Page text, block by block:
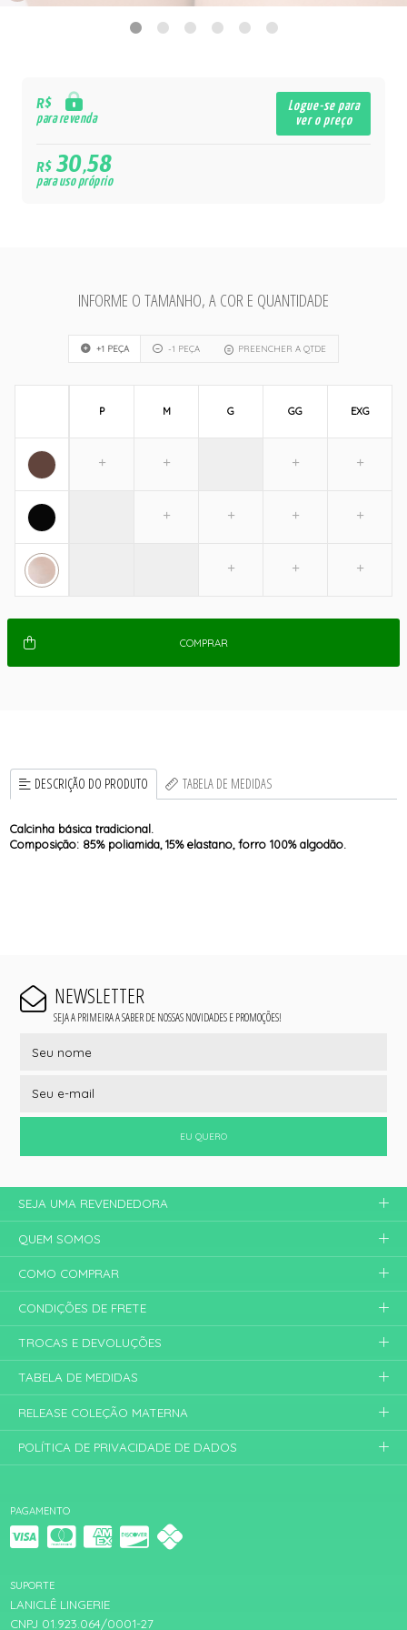
R$
para revenda
Logue-se para
ver o preço
R$30,58
para uso próprio
INFORME O TAMANHO, A COR E QUANTIDADE
+1 PEÇA -1 PEÇA PREENCHER A QTDE
P M G GG EXG
COMPRAR
DESCRIÇÃO DO PRODUTO TABELA DE MEDIDAS
Calcinha básica tradicional.
Composição: 85% poliamida, 15% elastano, forro 100% algodão.
NEWSLETTER
SEJA A PRIMEIRA A SABER DE NOSSAS NOVIDADES E PROMOÇÕES!
EU QUERO
PAGAMENTO
SUPORTE
LANICLÊ LINGERIE
CNPJ 01.923.064/0001-27
SEJA UMA REVENDEDORA
QUEM SOMOS
COMO COMPRAR
CONDIÇÕES DE FRETE
TROCAS E DEVOLUÇÕES
TABELA DE MEDIDAS
RELEASE COLEÇÃO MATERNA
POLÍTICA DE PRIVACIDADE DE DADOS